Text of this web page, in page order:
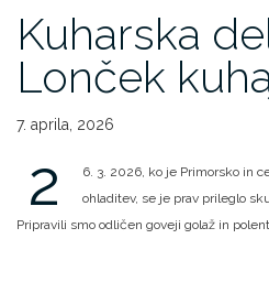
Kuharska
Lonček
7. aprila, 2026
2
6. 3. 2026, ko je Primorsko in
ohladitev, se je prav prileglo
Pripravili smo odličen goveji golaž in